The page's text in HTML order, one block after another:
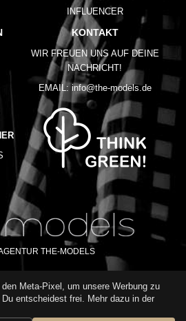
INFLUENCER
KONTAKT
WIR FREUEN UNS AUF DEINE
NACHRICHT!
EMAIL: info@the-models.de
THE-MODELS
AGB DATENSCHUTZ
Meta-Pixel, um unsere Werbung zu
entscheidest frei. Mehr dazu in der